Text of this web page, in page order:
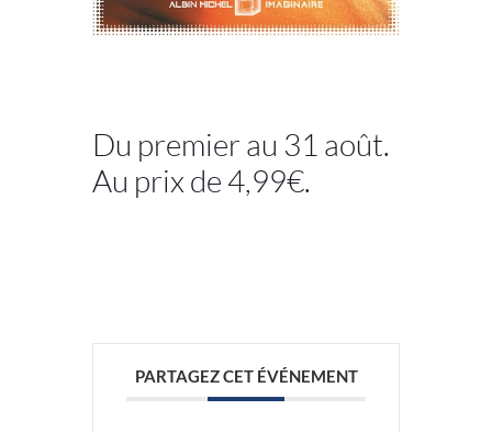
Du premier au 31 août.
Au prix de 4,99€.
PARTAGEZ CET ÉVÉNEMENT